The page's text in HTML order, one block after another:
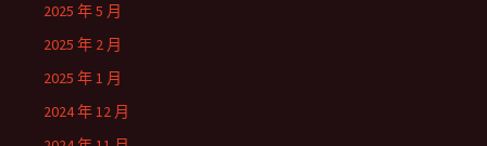
2025 年 5 月
2025 年 2 月
2025 年 1 月
2024 年 12 月